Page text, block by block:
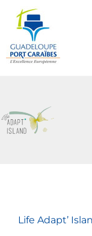
Life Adapt’